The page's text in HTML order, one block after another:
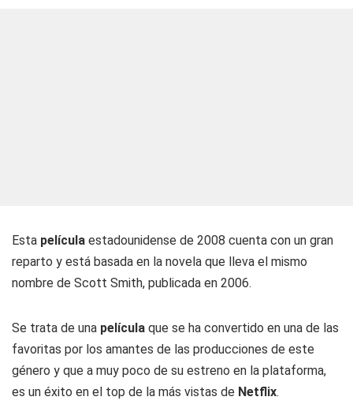
Esta película estadounidense de 2008 cuenta con un gran
reparto y está basada en la novela que lleva el mismo
nombre de Scott Smith, publicada en 2006.
Se trata de una película que se ha convertido en una de las
favoritas por los amantes de las producciones de este
género y que a muy poco de su estreno en la plataforma,
es un éxito en el top de la más vistas de Netflix.